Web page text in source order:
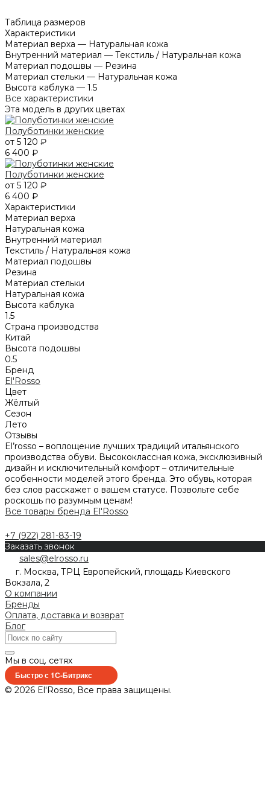
Таблица размеров
Характеристики
Материал верха — Натуральная кожа
Внутренний материал — Текстиль / Натуральная кожа
Материал подошвы — Резина
Материал стельки — Натуральная кожа
Высота каблука — 1.5
Все характеристики
Эта модель в других цветах
Полуботинки женские
от 5 120 ₽
6 400 ₽
Полуботинки женские
от 5 120 ₽
6 400 ₽
Характеристики
Материал верха
Натуральная кожа
Внутренний материал
Текстиль / Натуральная кожа
Материал подошвы
Резина
Материал стельки
Натуральная кожа
Высота каблука
1.5
Страна производства
Китай
Высота подошвы
0.5
Бренд
El'Rosso
Цвет
Жёлтый
Сезон
Лето
Отзывы
El’rosso – воплощение лучших традиций итальянского
производства обуви. Высококлассная кожа, эксклюзивный
дизайн и исключительный комфорт – отличительные
особенности моделей этого бренда. Это обувь, которая
без слов расскажет о вашем статусе. Позвольте себе
роскошь по разумным ценам!
Все товары бренда El'Rosso
+7 (922) 281-83-19
Заказать звонок
sales@elrosso.ru
г. Москва, ТРЦ Европейский, площадь Киевского
Вокзала, 2
О компании
Бренды
Оплата, доставка и возврат
Блог
Мы в соц. сетях
Быстро с 1С-Битрикс
© 2026 El'Rosso, Все права защищены.